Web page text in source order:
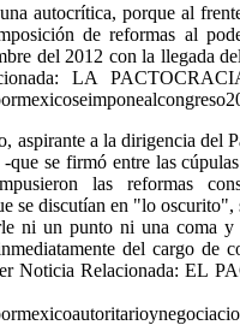
autocrítica, porque al
de reformas al
del 2012 con la llegada
LA
aspirante a la dirigencia
que se firmó entre las
las reformas
se discutían en "lo
ni un punto ni una coma
del cargo de
Noticia Relacionada: EL